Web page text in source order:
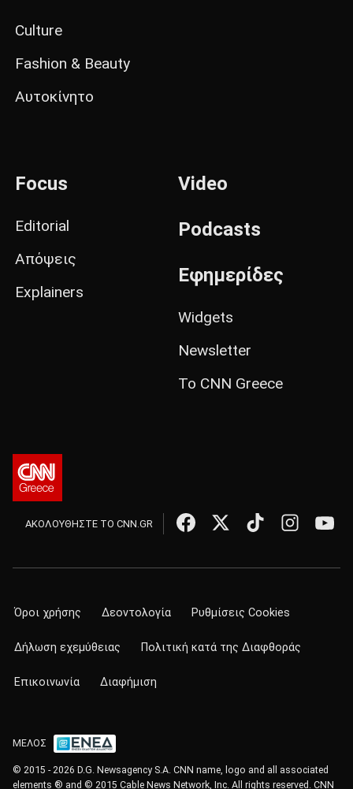
Culture
Fashion & Beauty
Αυτοκίνητο
Focus
Editorial
Απόψεις
Explainers
Video
Podcasts
Εφημερίδες
Widgets
Newsletter
Το CNN Greece
ΑΚΟΛΟΥΘΗΣΤΕ ΤΟ CNN.GR
Όροι χρήσης Δεοντολογία Ρυθμίσεις Cookies
Δήλωση εχεμύθειας Πολιτική κατά της Διαφθοράς
Επικοινωνία Διαφήμιση
ΜΕΛΟΣ
© 2015 - 2026 D.G. Newsagency S.A. CNN name, logo and all associated
elements ® and © 2015 Cable News Network, Inc. All rights reserved. CNN